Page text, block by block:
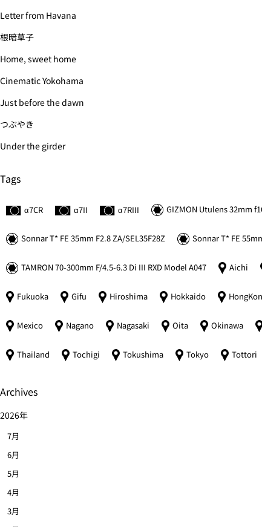
Letter from Havana
根暗草子
Home, sweet home
Cinematic Yokohama
Just before the dawn
つぶやき
Under the girder
Archives
2026年
7月
6月
5月
4月
3月
Tags
α7CR α7II α7RIII GIZMON Utulens 32mm
SonnarT* FE 35mm F2.8 ZA/SEL35F28Z SonnarT* FE
TAMRON 70-300mm F/4.5-6.3 Di III RXD Model A047 Aichi
Fukuoka Gifu Hiroshima Hokkaido
Mexico Nagano Nagasaki Oita Okinawa
Thailand Tochigi Tokushima Tokyo Tottori